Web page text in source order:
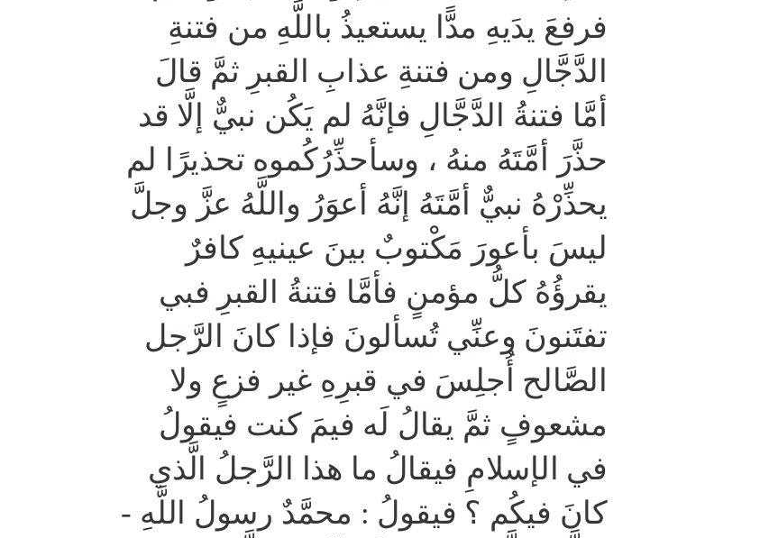
فرفعَ يدَيهِ مدًّا يستعيذُ باللَّهِ من فتنةِ
الدَّجَّالِ ومن فتنةِ عذابِ القبرِ ثمَّ قالَ
أمَّا فتنةُ الدَّجَّالِ فإنَّهُ لم يَكُن نبيٌّ إلَّا قد
حذَّرَ أمَّتَهُ منهُ ، وسأحذِّرُكُموه تحذيرًا لم
يحذِّرْهُ نبيٌّ أمَّتَهُ إنَّهُ أعوَرُ واللَّهُ عزَّ وجلَّ
ليسَ بأعورَ مَكْتوبٌ بينَ عينيهِ كافرٌ
يقرؤُهُ كلُّ مؤمنٍ فأمَّا فتنةُ القبرِ فبي
تفتَنونَ وعنِّي تُسألونَ فإذا كانَ الرَّجل
الصَّالح أُجلِسَ في قبرِهِ غير فزعٍ ولا
مشعوفٍ ثمَّ يقالُ لَه فيمَ كنت فيقولُ
في الإسلامِ فيقالُ ما هذا الرَّجلُ الَّذي
كانَ فيكُم ؟ فيقولُ : محمَّدٌ رسولُ اللَّهِ -